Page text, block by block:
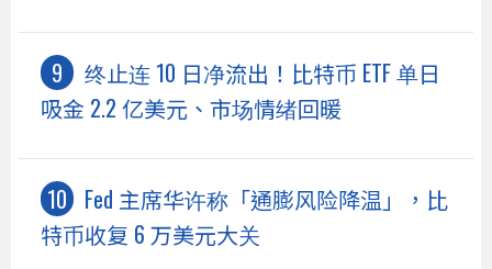
终止连 10 日净流出！比特币 ETF 单日
吸金 2.2 亿美元、市场情绪回暖
Fed 主席华许称「通膨风险降温」，比
特币收复 6 万美元大关